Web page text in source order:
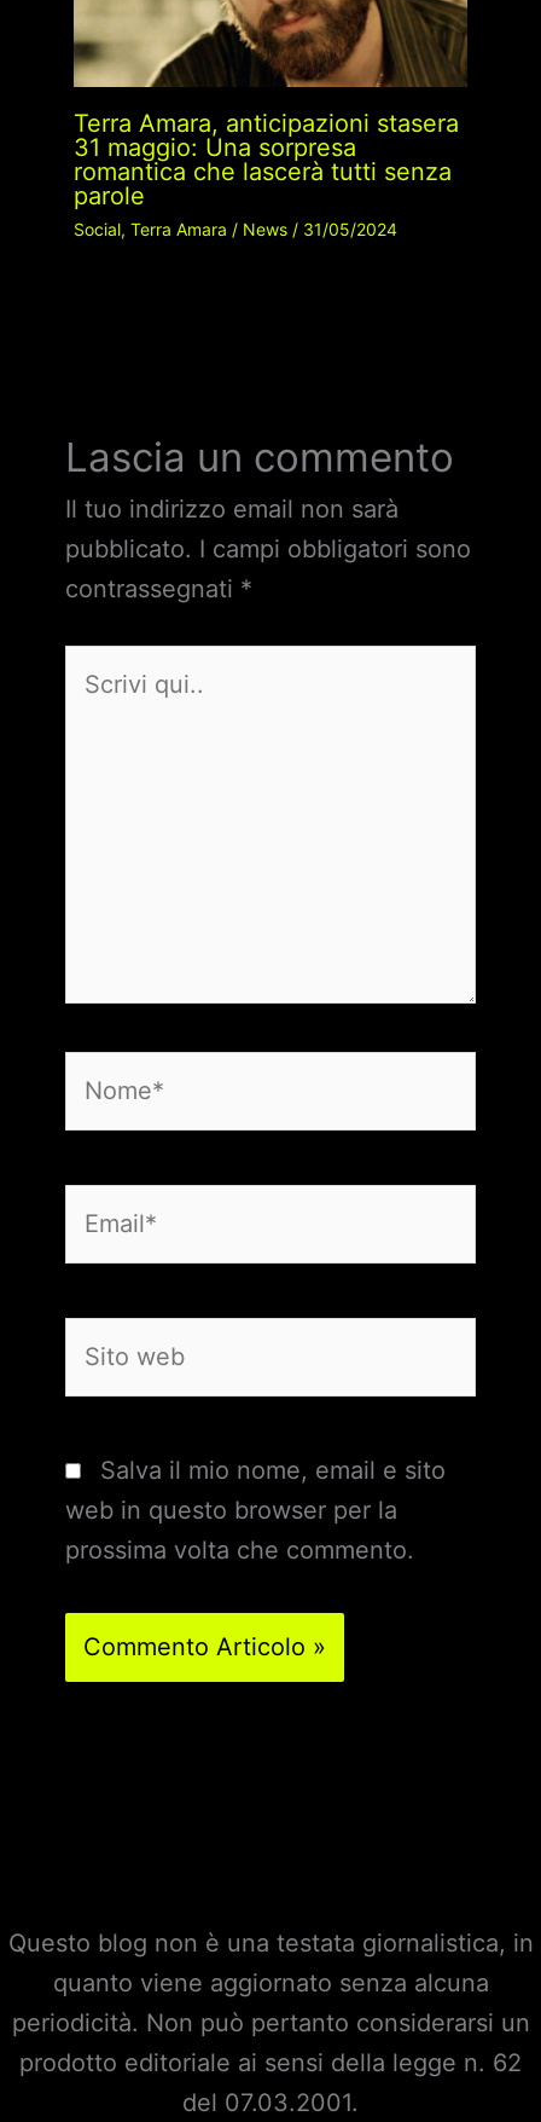
Terra Amara, anticipazioni stasera
31 maggio: Una sorpresa
romantica che lascerà tutti senza
parole
Social, Terra Amara / News/ 31/05/2024
Lascia un commento
Il tuo indirizzo email non sarà
pubblicato. I campi obbligatori sono
contrassegnati *
qui..
web
Salva il mio nome, email e sito
web in questo browser per la
prossima volta che commento.
Questo blog non è una testata giornalistica, in
quanto viene aggiornato senza alcuna
periodicità. Non può pertanto considerarsi un
prodotto editoriale ai sensi della legge n. 62
del 07.03.2001.